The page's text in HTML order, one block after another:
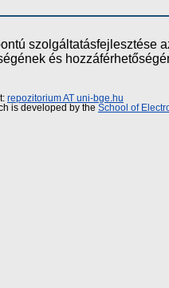
szolgáltatásfejlesztése
és
repozitorium AT uni-bge.hu
is developed by the School of